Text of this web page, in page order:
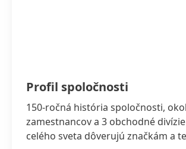
Profil spoločnosti
150-ročná história spoločnosti,
zamestnancov a 3 obchodné
celého sveta dôverujú značkám a